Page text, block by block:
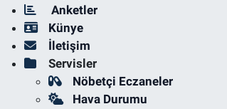
Anketler
Künye
İletişim
Servisler
Nöbetçi Eczaneler
Hava Durumu